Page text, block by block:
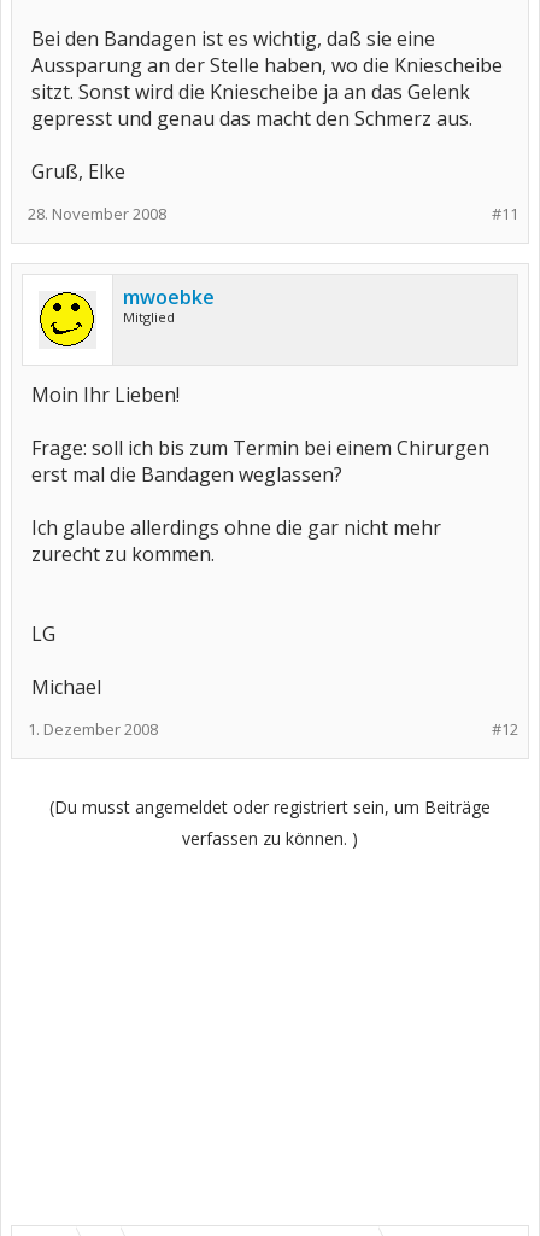
Bei den Bandagen ist es wichtig, daß sie eine
Aussparung an der Stelle haben, wo die Kniescheibe
sitzt. Sonst wird die Kniescheibe ja an das Gelenk
gepresst und genau das macht den Schmerz aus.
Gruß, Elke
#11
28. November 2008
mwoebke
Mitglied
Moin Ihr Lieben!
Frage: soll ich bis zum Termin bei einem Chirurgen
erst mal die Bandagen weglassen?
Ich glaube allerdings ohne die gar nicht mehr
zurecht zu kommen.
LG
Michael
#12
1. Dezember 2008
(Du musst angemeldet oder registriert sein, um Beiträge
verfassen zu können. )